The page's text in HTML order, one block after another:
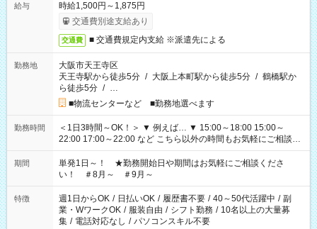
給与
時給1,500円～1,875円
交通費別途支給あり
交通費 ■ 交通費規定内支給 ※派遣先による
勤務地
大阪市天王寺区
天王寺駅から徒歩5分 / 大阪上本町駅から徒歩5分 / 鶴橋駅か
ら徒歩5分 / …
■物流センターなど ■勤務地選べます
勤務時間
＜1日3時間～OK！＞ ▼ 例えば… ▼ 15:00～18:00 15:00～
22:00 17:00～22:00 など こちら以外の時間もお気軽にご相談く
ださい！
期間
単発1日～！ ★勤務開始日や期間はお気軽にご相談くださ
い！ ＃8月～ ＃9月～
特徴 週1日からOK / 日払いOK / 履歴書不要 / 40～50代活躍中 / 副
業・WワークOK / 服装自由 / シフト勤務 / 10名以上の大量募
集 / 電話対応なし / パソコンスキル不要